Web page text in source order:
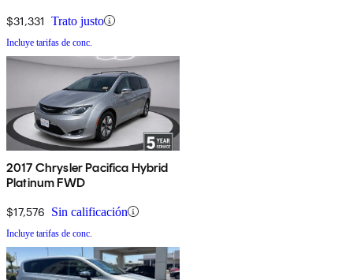
$31,331 Trato justo
Incluye tarifas de conc.
2017 Chrysler Pacifica Hybrid
Platinum FWD
$17,576 Sin calificación
Incluye tarifas de conc.